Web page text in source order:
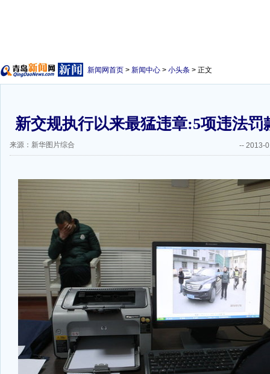
新闻网首页 > 新闻中心 > 小头条 > 正文
新交规执行以来最猛违章:5项违法罚
来源：新华图片综合 -- 2013-